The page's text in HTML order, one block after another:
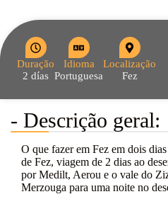
Duração
2 días
Idioma
Portuguesa
Localização
Fez
- Descrição geral:
O que fazer em Fez em dois
de Fez, viagem de 2 dias ao
por Medilt, Aerou e o vale do
Merzouga para uma noite no